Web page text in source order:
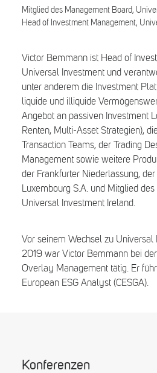
Mitglied des Management Board,
Head of Investment Management,
Victor Bemmann ist Head of
Universal Investment und
unter anderem die Investment
liquide und illiquide
Angebot an passiven Investment
Renten, Multi-Asset Strategien),
Transaction Teams, der Trading
Management sowie weitere
der Frankfurter Niederlassung,
Luxembourg S.A. und Mitglied
Universal Investment Ireland.
Vor seinem Wechsel zu
2019 war Victor Bemmann bei
Overlay Management tätig. Er
European ESG Analyst (CESGA).
Konferenzen